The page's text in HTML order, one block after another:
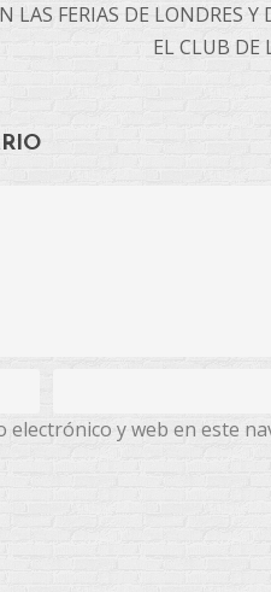
LAS FERIAS DE LONDRES Y
EL CLUB DE
y web en este